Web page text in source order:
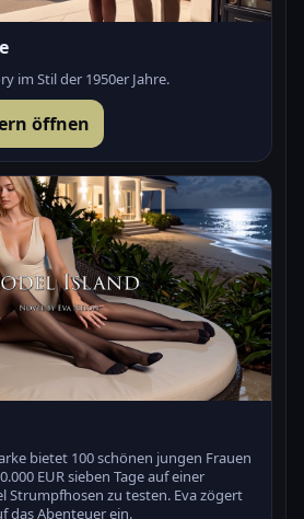
im Stil der 1950er Jahre.
öffnen
bietet 100 schönen jungen Frauen
EUR sieben Tage auf einer
Strumpfhosen zu testen. Eva zögert
das Abenteuer ein.